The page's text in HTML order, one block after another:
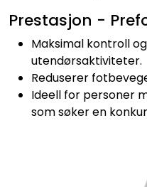
Prestasjon -
Maksimal kontroll
utendørsaktiviteter.
Reduserer
Ideell for personer
som søker en